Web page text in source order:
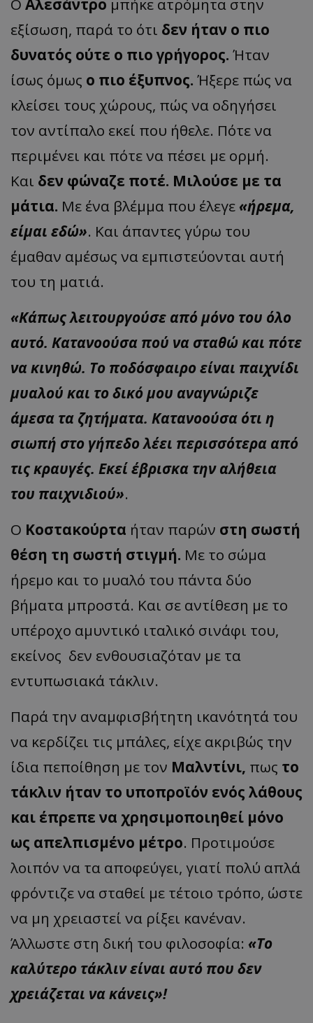
Ο Αλεσάντρο μπήκε ατρόμητα στην
εξίσωση, παρά το ότι δεν ήταν ο πιο
δυνατός ούτε ο πιο γρήγορος. Ήταν
ίσως όμως ο πιο έξυπνος. Ήξερε πώς να
κλείσει τους χώρους, πώς να οδηγήσει
τον αντίπαλο εκεί που ήθελε. Πότε να
περιμένει και πότε να πέσει με ορμή.
Και δεν φώναζε ποτέ. Μιλούσε με τα
μάτια. Με ένα βλέμμα που έλεγε «ήρεμα,
είμαι εδώ». Και άπαντες γύρω του
έμαθαν αμέσως να εμπιστεύονται αυτή
του τη ματιά.
«Κάπως λειτουργούσε από μόνο του όλο
αυτό. Κατανοούσα πού να σταθώ και πότε
να κινηθώ. Το ποδόσφαιρο είναι παιχνίδι
μυαλού και το δικό μου αναγνώριζε
άμεσα τα ζητήματα. Κατανοούσα ότι η
σιωπή στο γήπεδο λέει περισσότερα από
τις κραυγές. Εκεί έβρισκα την αλήθεια
του παιχνιδιού».
Ο Κοστακούρτα ήταν παρών στη σωστή
θέση τη σωστή στιγμή. Με το σώμα
ήρεμο και το μυαλό του πάντα δύο
βήματα μπροστά. Και σε αντίθεση με το
υπέροχο αμυντικό ιταλικό σινάφι του,
εκείνος δεν ενθουσιαζόταν με τα
εντυπωσιακά τάκλιν.
Παρά την αναμφισβήτητη ικανότητά του
να κερδίζει τις μπάλες, είχε ακριβώς την
ίδια πεποίθηση με τον Μαλντίνι, πως το
τάκλιν ήταν το υποπροϊόν ενός λάθους
και έπρεπε να χρησιμοποιηθεί μόνο
ως απελπισμένο μέτρο. Προτιμούσε
λοιπόν να τα αποφεύγει, γιατί πολύ απλά
φρόντιζε να σταθεί με τέτοιο τρόπο, ώστε
να μη χρειαστεί να ρίξει κανέναν.
Άλλωστε στη δική του φιλοσοφία: «Το
καλύτερο τάκλιν είναι αυτό που δεν
χρειάζεται να κάνεις»!